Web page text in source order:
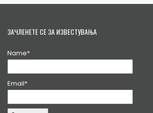
ЗАЧЛЕНЕТЕ СЕ ЗА ИЗВЕСТУВАЊА
Name*
Email*